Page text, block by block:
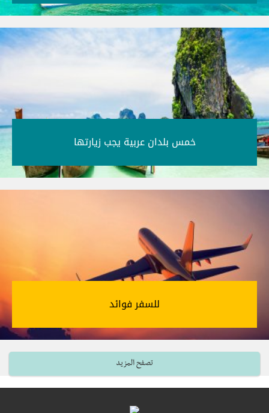
خمس بلدان عربية يجب زيارتها‎
للسفر فوائد‎
تصفح المزيد